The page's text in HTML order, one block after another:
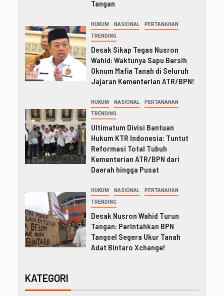
Tangan
HUKUM NASIONAL PERTANAHAN
TRENDING
Desak Sikap Tegas Nusron
Wahid: Waktunya Sapu Bersih
Oknum Mafia Tanah di Seluruh
Jajaran Kementerian ATR/BPN!
HUKUM NASIONAL PERTANAHAN
TRENDING
Ultimatum Divisi Bantuan
Hukum KTR Indonesia: Tuntut
Reformasi Total Tubuh
Kementerian ATR/BPN dari
Daerah hingga Pusat
HUKUM NASIONAL PERTANAHAN
TRENDING
Desak Nusron Wahid Turun
Tangan: Perintahkan BPN
Tangsel Segera Ukur Tanah
Adat Bintaro Xchange!
KATEGORI